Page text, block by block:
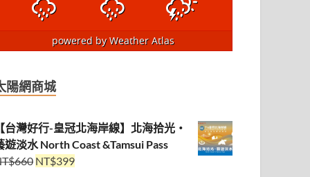
powered byWeather Atlas
陽網商城
台灣好行-皇冠北海岸線】北海拾光・
遊淡水 North Coast &Tamsui Pass
660 NT$399